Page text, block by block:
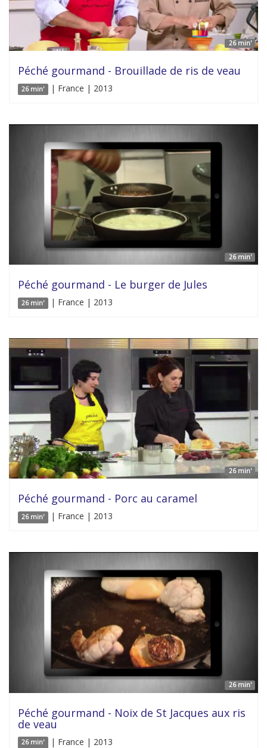
26 min'
Péché gourmand - Brouillade de ris de veau
26 min' | France | 2013
26 min'
Péché gourmand - Le burger de Jules
26 min' | France | 2013
26 min'
Péché gourmand - Porc au caramel
26 min' | France | 2013
26 min'
Péché gourmand - Noix de St Jacques aux ris
de veau
26 min' | France | 2013